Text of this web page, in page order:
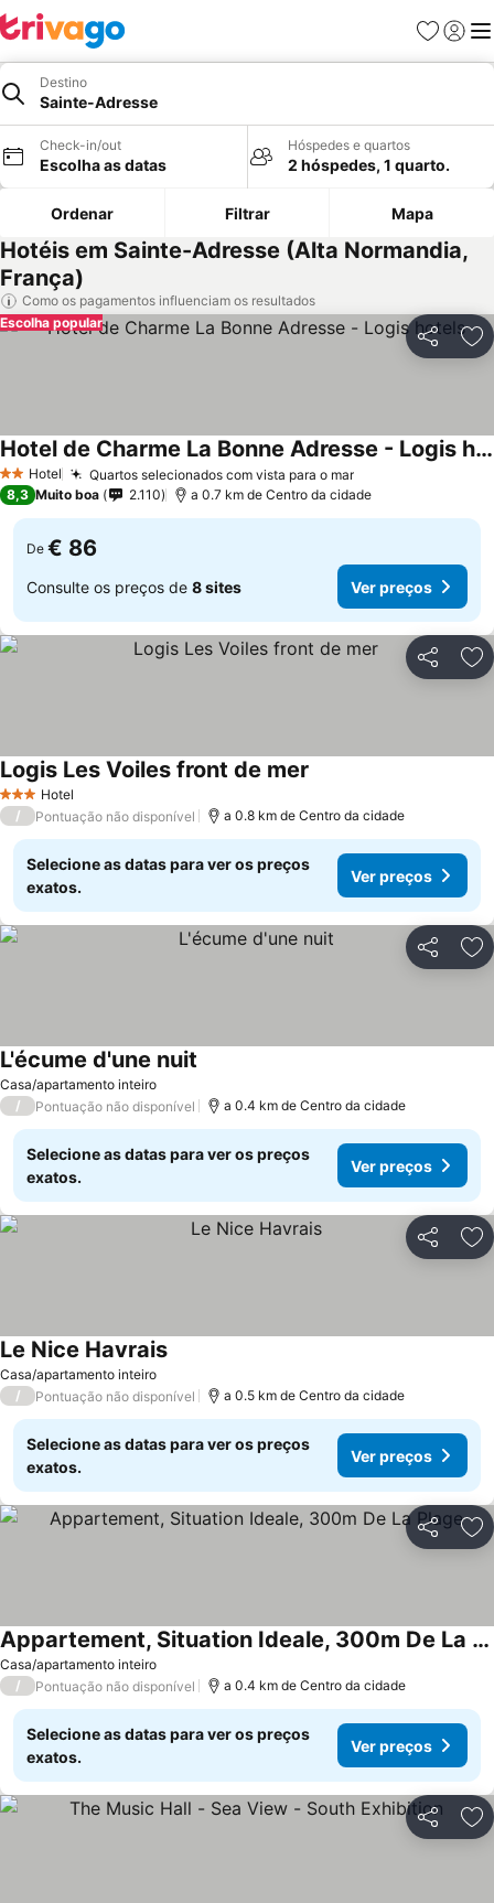
Favoritos
Iniciar
Destino
Sainte-Adresse
Check-in/out
Escolha as datas
Hóspedes e quartos
2 hóspedes, 1 quarto.
Ordenar Filtrar Mapa
Hotéis em Sainte-Adresse (Alta Normandia,
França)
Como os pagamentos influenciam os resultados
Partilhar
Escolha popular
2 Estrelas
Hotel Quartos selecionados com vista para o marVer preços
Hotel de Charme La Bonne Adresse - Logis hotels
Ver preços
8,3 Muito boa 2.110 a 0.7 km de Centro da cidade
De € 86
Consulte os preços de 8 sites Ver preços
Partilhar
3 EstrelasHotel
Logis Les Voiles front de mer
/ Pontuação não disponível a 0.8 km de Centro da cidade
Selecione as datas para ver os preços
exatos.
Ver preços
Partilhar
Casa/apartamento inteiro
L'écume d'une nuit
/ Pontuação não disponível a 0.4 km de Centro da cidade
Selecione as datas para ver os preços
exatos.
Ver preços
Partilhar
Casa/apartamento inteiro
Le Nice HavraisVer preços
/ Pontuação não disponível a 0.5 km de Centro da cidade
Selecione as datas para ver os preços
exatos.
Ver preços
Partilhar
Casa/apartamento inteiro
Appartement, Situation Ideale, 300m De La Plage
Ver preços
/ Pontuação não disponível a 0.4 km de Centro da cidade
Selecione as datas para ver os preços
exatos.
Ver preços
Partilhar